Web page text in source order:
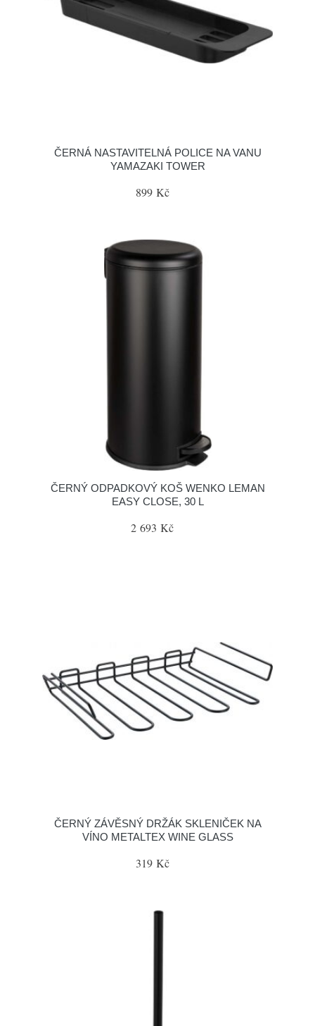
ČERNÁ NASTAVITELNÁ POLICE NA VANU
YAMAZAKI TOWER
899 Kč
ČERNÝ ODPADKOVÝ KOŠ WENKO LEMAN
EASY CLOSE, 30 L
2 693 Kč
ČERNÝ ZÁVĚSNÝ DRŽÁK SKLENIČEK NA
VÍNO METALTEX WINE GLASS
319 Kč